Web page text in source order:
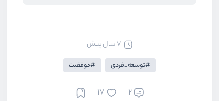
7 سال پیش
توسعه_فردی موفقیت
2
17